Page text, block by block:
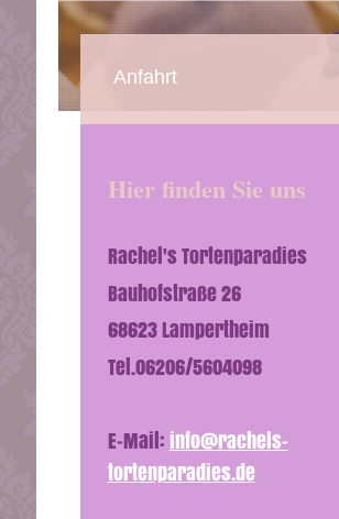
Anfahrt
Hier finden Sie uns
Rachel's Tortenparadies
Bauhofstraße 26
68623 Lampertheim
Tel.06206/5604098
E-Mail:info@rachels-
tortenparadies.de